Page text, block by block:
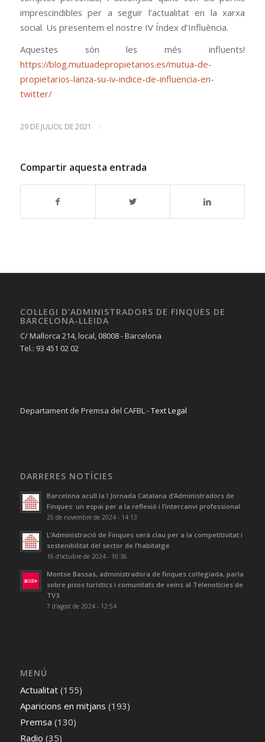
imprescindibles per a seguir l’actualitat en la xarxa
social. Us presentem el nostre IV Índex d’Influència.
Aquestes són les més influents!
https://blog.mutuadepropietarios.es/mutua-de-
propietarios-lanza-su-iv-indice-de-influencia-en-
twitter/
29 DE JULIOL DE 2021 /
Compartir aquesta entrada
COL·LEGI D’ADMINISTRADORS DE FINQUES DE
BARCELONA-LLEIDA
C/ Mallorca 214, local, 08008 - Barcelona
Tel.: 93 451 02 02
Departament de Premsa del CAFBL -Text Legal
DARRERES NOTÍCIES
Barcelona acull la I Jornada Catalana d’Administradors de
Finques: un espai per a la reflexió i l’intercanvi professional
25 de novembre de 2024 - 14:13
L’Administració de Finques serà clau per a la competitivitat i
sostenibilitat del sector de l’habitatge
16 d'octubre de 2024 - 10:36
Montse Bassas, administradora de finques col·legiada, parla
sobre pisos turístics i comunitats de veïns al Telenotícies de
TV3
7 d'agost de 2024 - 12:54
MENÚ
Actualitat(155)
Aparicions en mitjans (193)
Premsa (130)
Radio (35)